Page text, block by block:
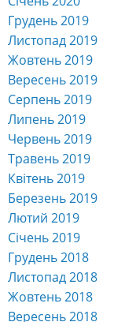
Грудень 2020
Листопад 2020
Жовтень 2020
Вересень 2020
Серпень 2020
Липень 2020
Червень 2020
Травень 2020
Квітень 2020
Березень 2020
Лютий 2020
Січень 2020
Грудень 2019
Листопад 2019
Жовтень 2019
Вересень 2019